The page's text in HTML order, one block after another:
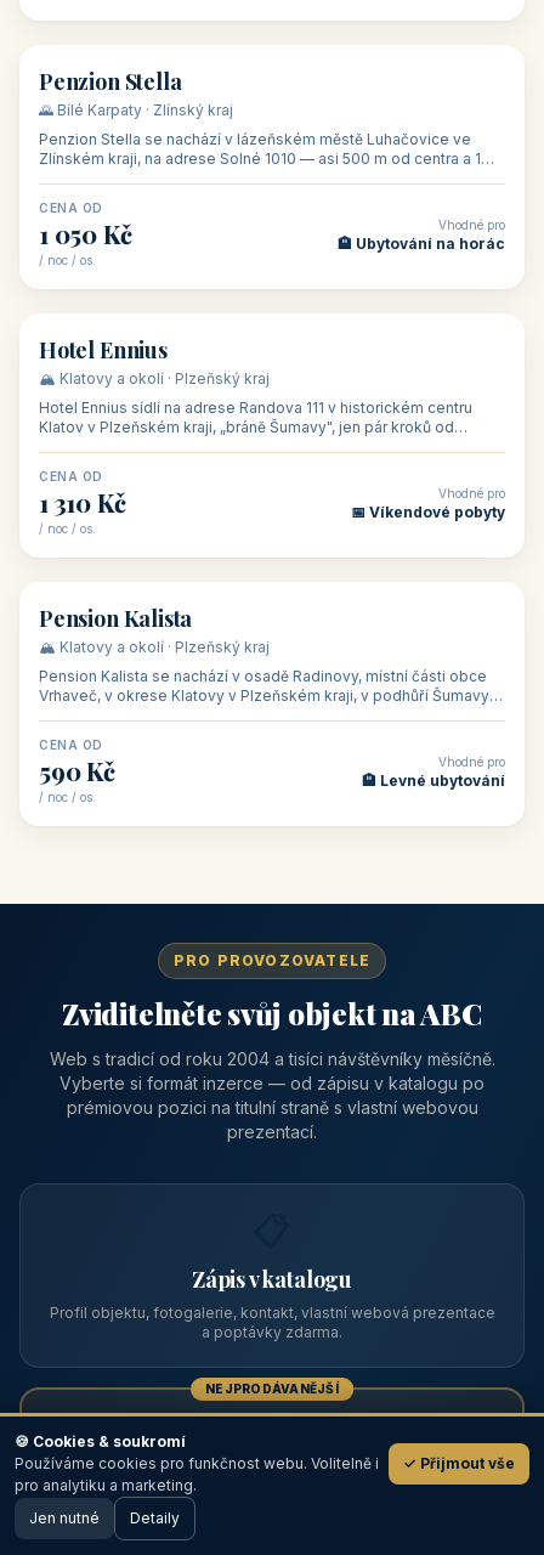
🏡 penzion
Penzion Stella
🌄 Bílé Karpaty · Zlínský kraj
Penzion Stella se nachází v lázeňském městě Luhačovice ve
Zlínském kraji, na adrese Solné 1010 — asi 500 m od centra a 1
CENA OD
1 050 Kč
/ noc / os.
Vhodné pro
🏨 Ubytování na horác
🏨 hotel
Hotel Ennius
🏔️ Klatovy a okolí · Plzeňský kraj
Hotel Ennius sídlí na adrese Randova 111 v historickém centru
Klatov v Plzeňském kraji, „bráně Šumavy", jen pár kroků od
CENA OD
1 310 Kč
/ noc / os.
Vhodné pro
📅 Víkendové pobyty
🏡 penzion
Pension Kalista
🏔️ Klatovy a okolí · Plzeňský kraj
Pension Kalista se nachází v osadě Radinovy, místní části obce
Vrhaveč, v okrese Klatovy v Plzeňském kraji, v podhůří Šumavy
CENA OD
590 Kč
/ noc / os.
Vhodné pro
🏨 Levné ubytování
PRO PROVOZOVATELE
Zviditelněte svůj objekt na ABC
Web s tradicí od roku 2004 a tisíci návštěvníky měsíčně.
Vyberte si formát inzerce — od zápisu v katalogu po
prémiovou pozici na titulní straně s vlastní webovou
prezentací.
Zápis v katalogu
Profil objektu, fotogalerie, kontakt, vlastní webová prezentace
a poptávky zdarma.
NEJPRODÁVANĚJŠÍ
Prémiový partner
TOP pozice na titulce, přednost ve výpisech, zlatý odznak a
💬
🖥️ Desktop verze
🍪 Cookies & soukromí
Používáme cookies pro funkčnost webu. Volitelně i
pro analytiku a marketing.
✓ Přijmout vše
Jen nutné Detaily